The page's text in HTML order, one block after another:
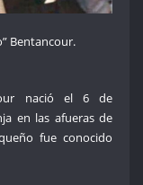
Bentancour.
nació el 6 de
en las afueras de
fue conocido